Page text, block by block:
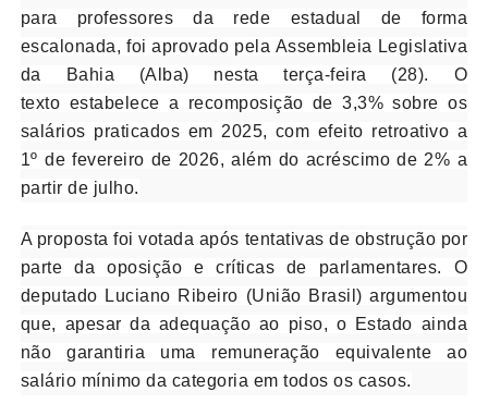
para professores da rede estadual de forma
escalonada, foi aprovado pela Assembleia Legislativa
da Bahia (Alba) nesta terça-feira (28). O
texto estabelece a recomposição de 3,3% sobre os
salários praticados em 2025, com efeito retroativo a
1º de fevereiro de 2026, além do acréscimo de 2% a
partir de julho.
A proposta foi votada após tentativas de obstrução por
parte da oposição e críticas de parlamentares. O
deputado Luciano Ribeiro (União Brasil) argumentou
que, apesar da adequação ao piso, o Estado ainda
não garantiria uma remuneração equivalente ao
salário mínimo da categoria em todos os casos.